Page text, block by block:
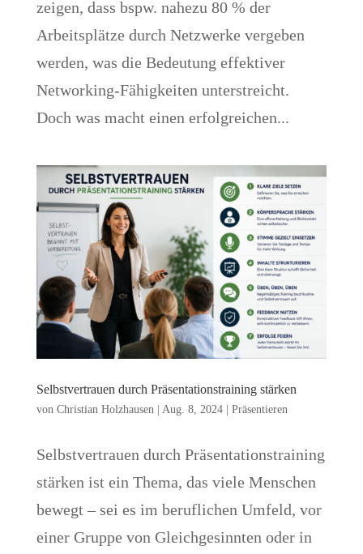
zeigen, dass bspw. nahezu 80 % der
Arbeitsplätze durch Netzwerke vergeben
werden, was die Bedeutung effektiver
Networking-Fähigkeiten unterstreicht.
Doch was macht einen erfolgreichen...
Selbstvertrauen durch Präsentationstraining stärken
von Christian Holzhausen | Aug. 8, 2024| Präsentieren
Selbstvertrauen durch Präsentationstraining
stärken ist ein Thema, das viele Menschen
bewegt – sei es im beruflichen Umfeld, vor
einer Gruppe von Gleichgesinnten oder in